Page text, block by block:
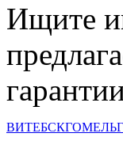
Ищите
ВИТЕБСКГОМЕЛЬ